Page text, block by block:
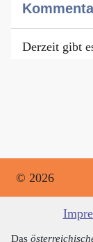
Derzeit gibt
© 2026
Das